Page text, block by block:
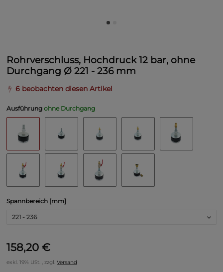
Rohrverschluss, Hochdruck 12 bar, ohne
Durchgang Ø 221 - 236 mm
6 beobachten diesen Artikel
Ausführung ohne Durchgang
Spannbereich [mm]
221 - 236
158,20 €
exkl. 19% USt. , zzgl. Versand